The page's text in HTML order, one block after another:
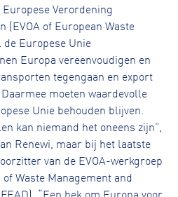
Verordening
(EVOA of European Waste
Europese Unie
Europa vereenvoudigen en
tegengaan en export
moeten waardevolle
Unie behouden blijven.
kan niemand het oneens zijn”,
Renewi, maar bij het laatste
van de EVOA-werkgroep
Waste Management and
“Een hek om Europa voor